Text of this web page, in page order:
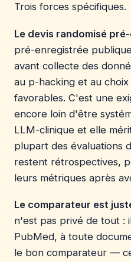
Trois forces spécifiques.
Le devis randomisé
pré-enregistrée
avant collecte des
au p-hacking et au
favorables. C'est une
encore loin d'être
LLM-clinique et elle
plupart des évaluations
restent rétrospectives,
leurs métriques après
Le comparateur est
n'est pas privé de tout :
PubMed, à toute
le bon comparateur —